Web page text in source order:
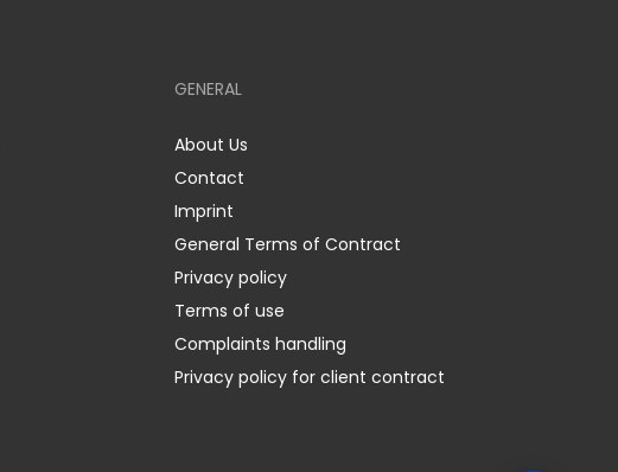
GENERAL
About Us
Contact
Imprint
General Terms of Contract
Privacy policy
Terms of use
Complaints handling
Privacy policy for client contract